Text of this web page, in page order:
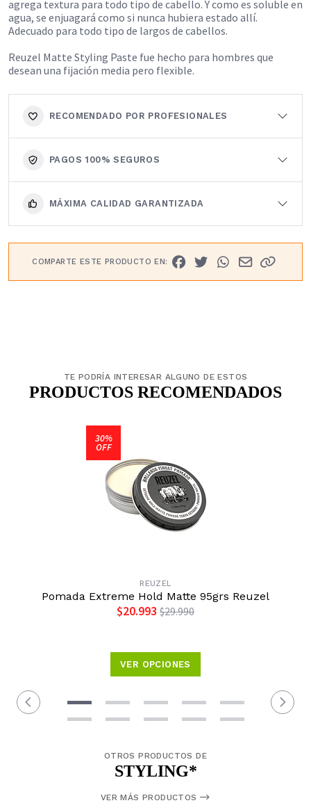
agrega textura para todo tipo de cabello. Y como es soluble en
agua, se enjuagará como si nunca hubiera estado allí.
Adecuado para todo tipo de largos de cabellos.
Reuzel Matte Styling Paste fue hecho para hombres que
desean una fijación media pero flexible.
RECOMENDADO POR PROFESIONALES
PAGOS 100% SEGUROS
MÁXIMA CALIDAD GARANTIZADA
COMPARTE ESTE PRODUCTO EN:
TE PODRÍA INTERESAR ALGUNO DE ESTOS
PRODUCTOS RECOMENDADOS
30%
OFF
REUZEL
Pomada Extreme Hold Matte 95grs Reuzel
$20.993 $29.990
VER OPCIONES
OTROS PRODUCTOS DE
STYLING*
VER MÁS PRODUCTOS